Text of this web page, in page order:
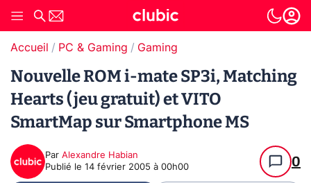
Accueil PC & Gaming Gaming
Nouvelle ROM i-mate SP3i, Matching
Hearts (jeu gratuit) et VITO
SmartMap sur Smartphone MS
Par Alexandre Habian
Publié le 14 février 2005 à 00h00 0